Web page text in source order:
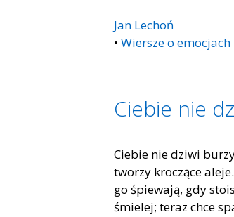
Jan Lechoń
• Wiersze o emocjach
Ciebie nie
Ciebie nie dziwi
tworzy kroczące
go śpiewają, gdy
śmielej; teraz chce